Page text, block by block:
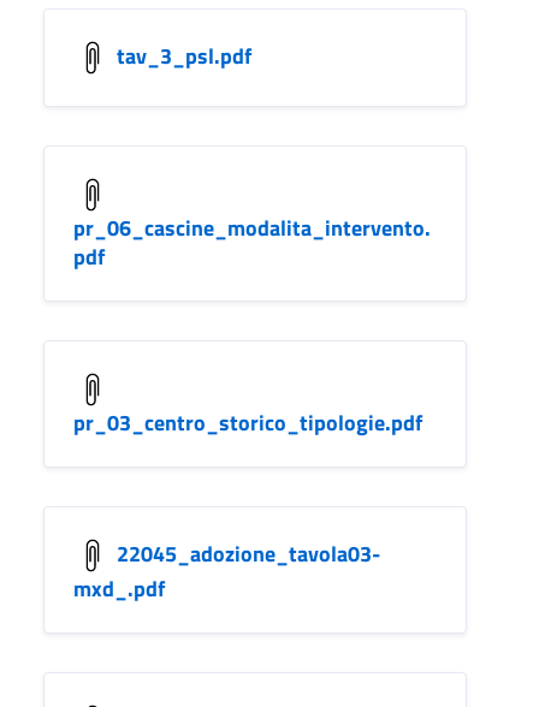
tav_3_psl.pdf
pr_06_cascine_modalita_intervento.
pdf
pr_03_centro_storico_tipologie.pdf
22045_adozione_tavola03-
mxd_.pdf